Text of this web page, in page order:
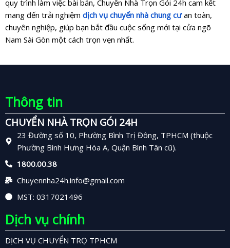
quy trình làm việc bài bản, Chuyển Nhà Trọn Gói 24h cam kết
mang đến trải nghiệm dịch vụ chuyển nhà chung cưan toàn,
chuyên nghiệp, giúp bạn bắt đầu cuộc sống mới tại cửa ngõ
Nam Sài Gòn một cách trọn vẹn nhất.
Thông tin
CHUYỂN NHÀ TRỌN GÓI 24H
23 Đường số 10, Phường Bình Trị Đông, TPHCM (thuộc
Phường Bình Hưng Hòa A, Quận Bình Tân cũ).
1800.00.38
Chuyennha24h.info@gmail.com
MST: 0317021496
Dịch vụ chính
DỊCH VỤ CHUYỂN TRỌ TPHCM